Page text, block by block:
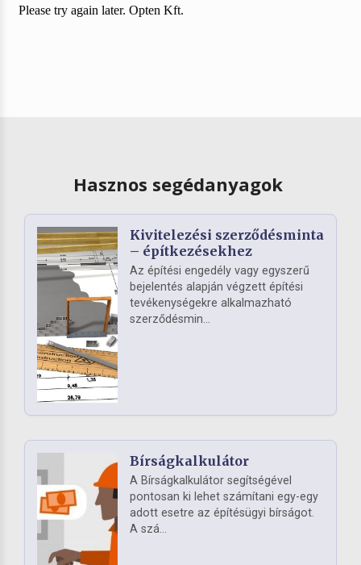
Hasznos segédanyagok
Kivitelezési szerződésminta
– építkezésekhez
Az építési engedély vagy egyszerű
bejelentés alapján végzett építési
tevékenységekre alkalmazható
szerződésmin...
Bírságkalkulátor
A Bírságkalkulátor segítségével
pontosan ki lehet számítani egy-egy
adott esetre az építésügyi bírságot.
A szá...